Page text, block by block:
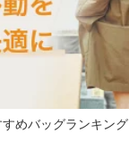
めバッグランキング